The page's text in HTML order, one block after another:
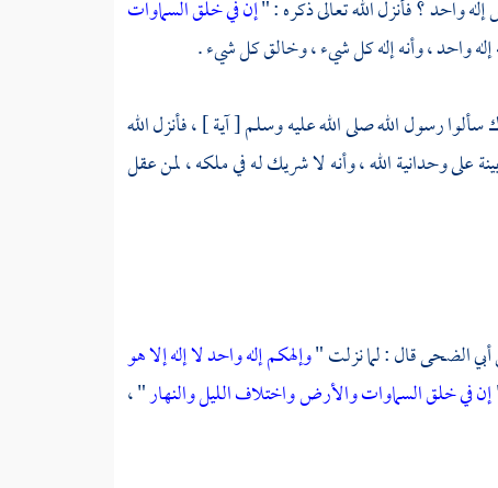
واحد ؟ فأنزل الله تعالى ذكره : "إن في خلق السماوات
إله واحد ، وأنه إله كل شيء ، وخالق كل شيء .
رسول الله صلى الله عليه وسلم [ آية ] ، فأنزل الله
على وحدانية الله ، وأنه لا شريك له في ملكه ، لمن عقل
أبي الضحىقال : لما نزلت "وإلهكم إله واحد لا إله إلا هو
إن في خلق السماوات والأرض واختلاف الليل والنهار" ،